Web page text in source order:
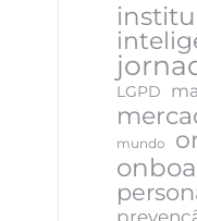
LGPD
mundo